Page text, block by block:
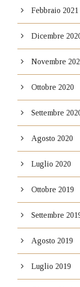
Febbraio 2021
Dicembre
Novembre
Ottobre 2020
Settembre
Agosto 2020
Luglio 2020
Ottobre 2019
Settembre
Agosto 2019
Luglio 2019